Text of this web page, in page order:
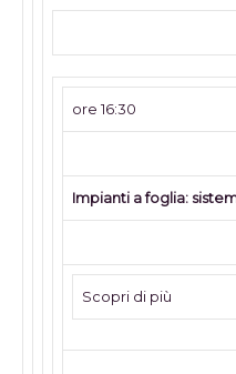
ore 16:30
Impianti a foglia:
Scopri di più